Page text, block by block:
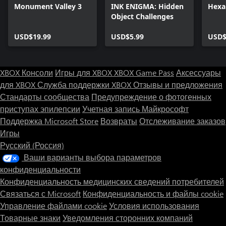
Monument Valley 3
USD$19.99
INK ENIGMA: Hidden
Object Challenges
USD$5.99
XBOX Консоли Игры для XBOXXBOX Game Pass Аксессуары
для XBOXСлужба поддержки XBOXОтзывы и предложения
Стандарты сообщества Предупреждение о фотогенных
приступах эпилепсии Учетная запись Майкрософт
Поддержка Microsoft Store Возвраты Отслеживание заказов
Игры
Русский (Россия)
Ваши варианты выбора параметров
конфиденциальности
Конфиденциальность медицинских сведений потребителей
Связаться с Microsoft Конфиденциальность и файлы cookie
Управление файлами cookieУсловия использования
Товарные знаки Уведомления сторонних компаний